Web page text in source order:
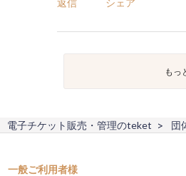
もっ
電子チケット販売・管理のteket 団
一般ご利用者様